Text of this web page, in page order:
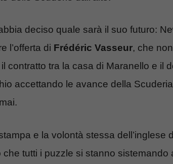
deciso quale sarà il suo futuro:
l’offerta di Frédéric Vasseur, che
contratto tra la casa di Maranello e il
accettando le avance della
e la volontà stessa dell’inglese
che tutti i puzzle si stanno sistemando